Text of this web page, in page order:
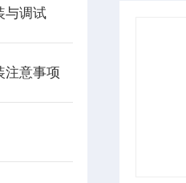
与调试
注意事项